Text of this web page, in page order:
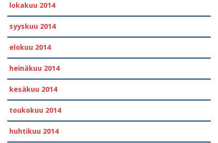
lokakuu 2014
syyskuu 2014
elokuu 2014
heinäkuu 2014
kesäkuu 2014
toukokuu 2014
huhtikuu 2014